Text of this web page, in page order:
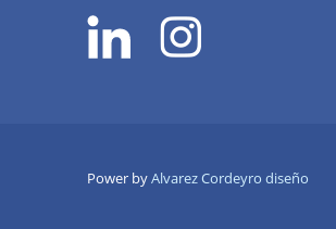
Power byAlvarez Cordeyro diseño